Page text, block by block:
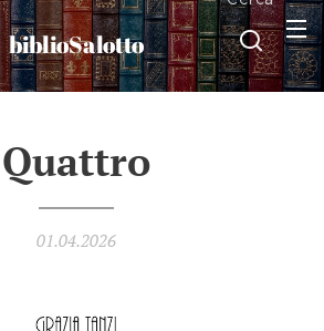
biblioSalotto
Quattro
01.04.2026